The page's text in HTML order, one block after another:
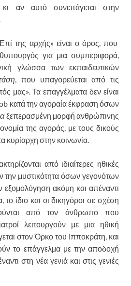
κι αν αυτό συνεπάγεται στην
της αρχής» είναι ο όρος, που
για μια συμπεριφορά,
γλώσσα των εκπαιδευτικών
, που υπαγορεύεται από τις
μας». Τα επαγγέλματα δεν είναι
κατά την αγοραία έκφραση όσων
ξεπερασμένη μορφή ανθρώπινης
της αγοράς, με τους δικούς
κυρίαρχη στην κοινωνία.
από ιδιαίτερες ηθικές
την μυστικότητα όσων γεγονότων
εξομολόγηση ακόμη και απέναντι
το ίδιο και οι δικηγόροι σε σχέση
από τον άνθρωπο που
λειτουργούν με μια ηθική
στον Όρκο του Ιπποκράτη, και
το επάγγελμα με την αποδοχή
στη νέα γενιά και στις γενιές